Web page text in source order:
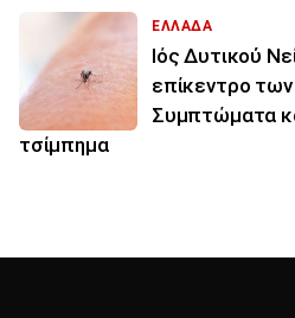
ΕΛΛΑΔΑ
Ιός Δυτικού
επίκεντρο
Συμπτώματα
τσίμπημα